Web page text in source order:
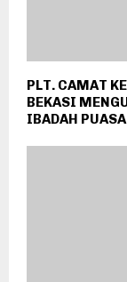
PLT. CAMAT
BEKASI
IBADAH